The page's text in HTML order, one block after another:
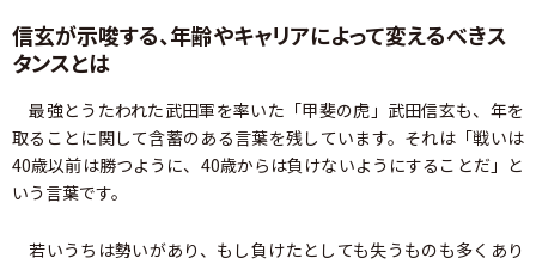
信玄が示唆する、年齢やキャリアによって変えるべきス
タンスとは
最強とうたわれた武田軍を率いた「甲斐の虎」武田信玄も、年を
取ることに関して含蓄のある言葉を残しています。それは「戦いは
40歳以前は勝つように、40歳からは負けないようにすることだ」と
いう言葉です。
若いうちは勢いがあり、もし負けたとしても失うものも多くあり